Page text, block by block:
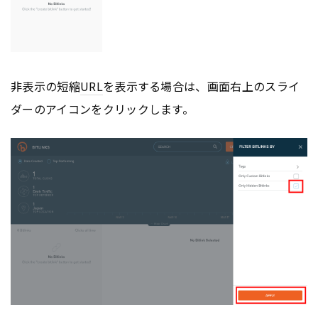
非表示の短縮URLを表示する場合は、画面右上のスライ
ダーのアイコンをクリックします。